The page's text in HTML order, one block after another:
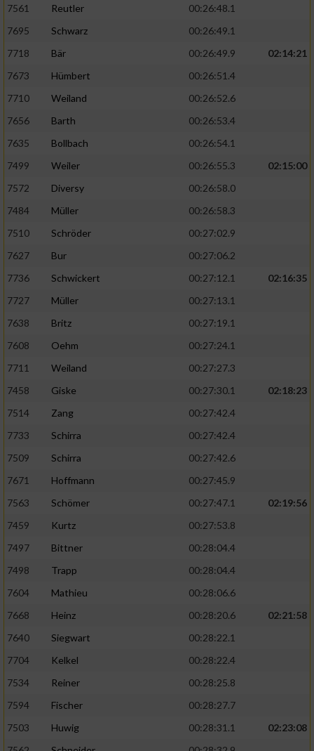
7561
Reutler
00:26:48.1
7695
Schwarz
00:26:49.1
7718
Bär 00:26:49.9
02:14:21
7673
Hümbert
00:26:51.4
7710
Weiland
00:26:52.6
7656
Barth
00:26:53.4
7635
Bollbach
00:26:54.1
7499
Weiler 00:26:55.3
02:15:00
7572
Diversy
00:26:58.0
7484
Müller
00:26:58.3
7510
Schröder
00:27:02.9
7627
Bur
00:27:06.2
7736
Schwickert 00:27:12.1
02:16:35
7727
Müller
00:27:13.1
7638
Britz
00:27:19.1
7608
Oehm
00:27:24.1
7711
Weiland
00:27:27.3
7458
Giske 00:27:30.1
02:18:23
7514
Zang
00:27:42.4
7733
Schirra
00:27:42.4
7509
Schirra
00:27:42.6
7671
Hoffmann
00:27:45.9
7563
Schömer 00:27:47.1
02:19:56
7459
Kurtz
00:27:53.8
7497
Bittner
00:28:04.4
7498
Trapp
00:28:04.4
7604
Mathieu
00:28:06.6
7668
Heinz 00:28:20.6
02:21:58
7640
Siegwart
00:28:22.1
7704
Kelkel
00:28:22.4
7534
Reiner
00:28:25.8
7594
Fischer
00:28:27.7
7503
Huwig 00:28:31.1
02:23:08